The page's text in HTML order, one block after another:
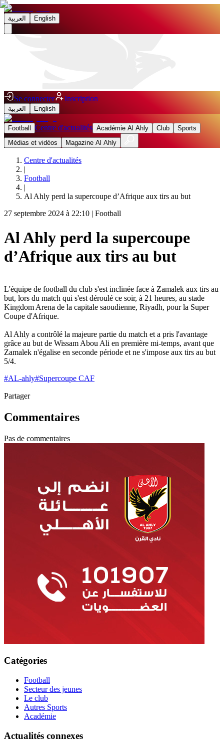
العربية English
Se connecter Inscription
العربية English
Football Centre d'actualités Académie Al Ahly Club
Sports
Médias et vidéos
Magazine Al Ahly
Centre d'actualités
|
Football
|
Al Ahly perd la supercoupe d’Afrique aux tirs au but
27 septembre 2024 à 22:10 | Football
Al Ahly perd la supercoupe
d’Afrique aux tirs au but
L'équipe de football du club s'est inclinée face à Zamalek aux tirs au
but, lors du match qui s'est déroulé ce soir, à 21 heures, au stade
Kingdom Arena de la capitale saoudienne, Riyadh, pour la Super
Coupe d'Afrique.
Al Ahly a contrôlé la majeure partie du match et a pris l'avantage
grâce au but de Wissam Abou Ali en première mi-temps, avant que
Zamalek n'égalise en seconde période et ne s'impose aux tirs au but
5/4.
#AL-ahly#Supercoupe CAF
Partager
Commentaires
Pas de commentaires
Catégories
Football
Secteur des jeunes
Le club
Autres Sports
Académie
Actualités connexes